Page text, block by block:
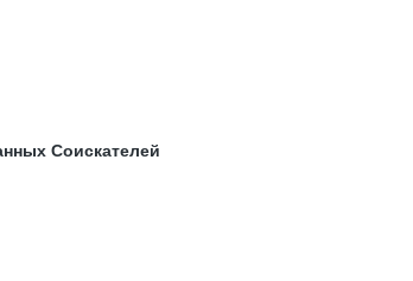
Соискателей